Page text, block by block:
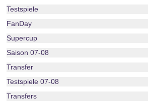
Testspiele
FanDay
Supercup
Saison 07-08
Transfer
Testspiele 07-08
Transfers